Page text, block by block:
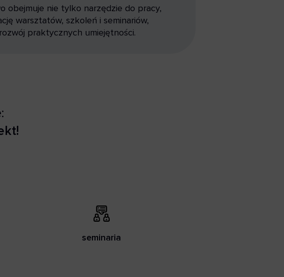
obejmuje nie tylko narzędzie do pracy,
warsztatów, szkoleń i seminariów,
praktycznych umiejętności.
seminaria